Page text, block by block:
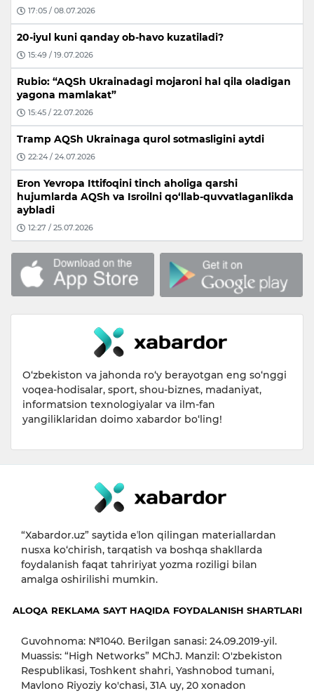
17:05 / 08.07.2026
20-iyul kuni qanday ob-havo kuzatiladi?
15:49 / 19.07.2026
Rubio: “AQSh Ukrainadagi mojaroni hal qila oladigan
yagona mamlakat”
15:45 / 22.07.2026
Tramp AQSh Ukrainaga qurol sotmasligini aytdi
22:24 / 24.07.2026
Eron Yevropa Ittifoqini tinch aholiga qarshi
hujumlarda AQSh va Isroilni qo‘llab-quvvatlaganlikda
aybladi
12:27 / 25.07.2026
O‘zbekiston va jahonda ro‘y berayotgan eng so‘nggi
voqea-hodisalar, sport, shou-biznes, madaniyat,
informatsion texnologiyalar va ilm-fan
yangiliklaridan doimo xabardor bo‘ling!
“Xabardor.uz” saytida eʼlon qilingan materiallardan
nusxa ko‘chirish, tarqatish va boshqa shakllarda
foydalanish faqat tahririyat yozma roziligi bilan
amalga oshirilishi mumkin.
ALOQA REKLAMA SAYT HAQIDA FOYDALANISH SHARTLARI
Guvohnoma: №1040. Berilgan sanasi: 24.09.2019-yil.
Muassis: “High Networks” MChJ. Manzil: O'zbekiston
Respublikasi, Toshkent shahri, Yashnobod tumani,
Mavlono Riyoziy ko'chasi, 31А uy, 20 xonadon